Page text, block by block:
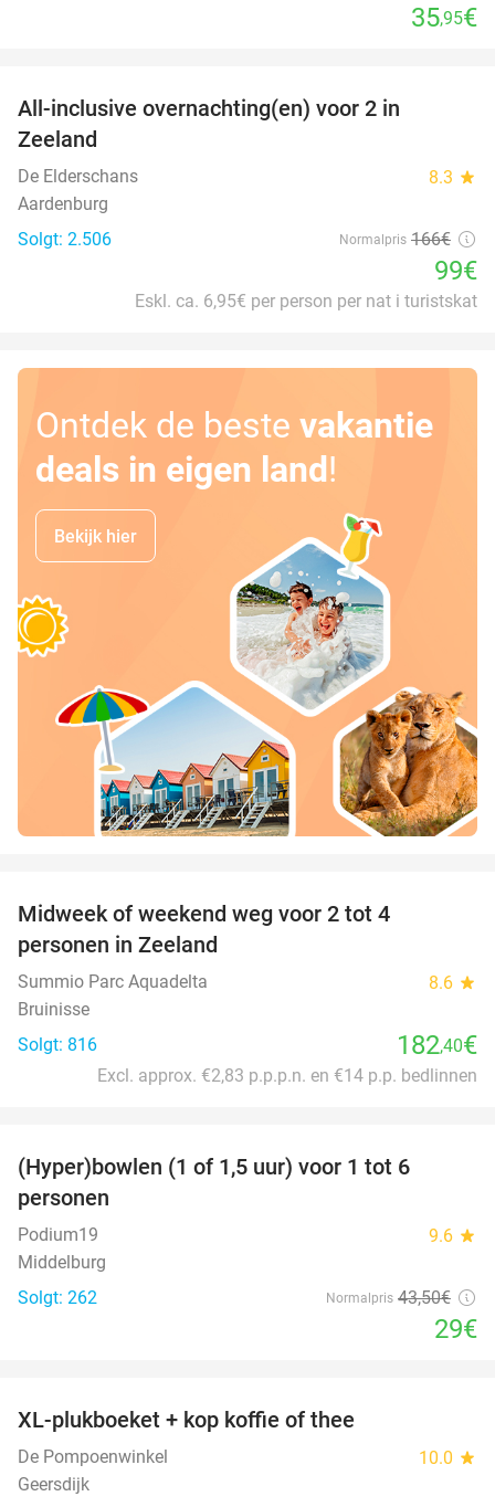
35,95€
All-inclusive overnachting(en) voor 2 in
Zeeland
De Elderschans 8.3 star
Aardenburg
Solgt: 2.506
Normalpris 166€
99€
Eskl. ca. 6,95€ per person per nat i turistskat
Ontdek de beste vakantie
deals in eigen land!
Bekijk hier
Midweek of weekend weg voor 2 tot 4
personen in Zeeland
Summio Parc Aquadelta 8.6 star
Bruinisse
Solgt: 816
182,40€
Excl. approx. €2,83 p.p.p.n. en €14 p.p. bedlinnen
(Hyper)bowlen (1 of 1,5 uur) voor 1 tot 6
personen
Podium19 9.6 star
Middelburg
Solgt: 262
Normalpris 43,50€
29€
XL-plukboeket + kop koffie of thee
De Pompoenwinkel 10.0 star
Geersdijk